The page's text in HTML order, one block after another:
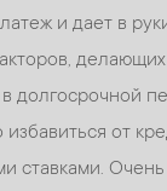
и дает в
долгосрочной
от
ставками. Очень